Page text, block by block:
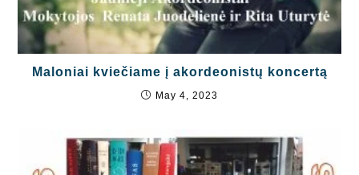
Maloniai kviečiame į akordeonistų koncertą
May 4, 2023